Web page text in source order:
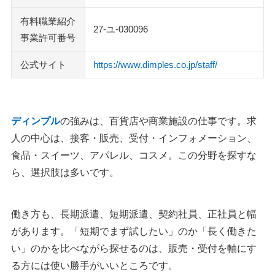
さい
ディンプルのよくある質問
登録面談では何を聞かれますか？
給料の締日と振込日はいつですか？
研修は有料？交通費は出ますか？
ディンプルの賞与はいくらですか？
株式会社ディンプルの正社員口コミは、派遣登録者の評判
ディンプルは販売・受付軸なら候補、広く探すなら併用がお
すすめです
ACR
アソウ・ヒューマニーセンター
有料職業紹介
事業許可番号
27-ユ-030096
公式サイト https://www.dimples.co.jp/staff/
ディンプルの強みは、百貨店や商業施設の仕事です。求
人の中心は、接客・販売、受付・インフォメーション、
食品・スイーツ、アパレル、コスメ。この分野を探すな
ら、選択肢は多いです。
働き方も、長期派遣、短期派遣、契約社員、正社員と幅
があります。「短期でまず試したい」のか「長く働きた
い」のかを比べながら探せるのは、販売・受付を軸にす
る方には使い勝手がいいところです。